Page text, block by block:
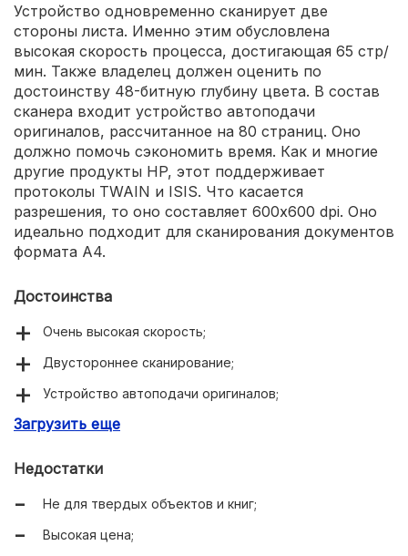
Устройство одновременно сканирует две
стороны листа. Именно этим обусловлена
высокая скорость процесса, достигающая 65 стр/
мин. Также владелец должен оценить по
достоинству 48-битную глубину цвета. В состав
сканера входит устройство автоподачи
оригиналов, рассчитанное на 80 страниц. Оно
должно помочь сэкономить время. Как и многие
другие продукты HP, этот поддерживает
протоколы TWAIN и ISIS. Что касается
разрешения, то оно составляет 600x600 dpi. Оно
идеально подходит для сканирования документов
формата A4.
Достоинства
Очень высокая скорость;
Двустороннее сканирование;
Устройство автоподачи оригиналов;
Хорошая глубина цвета;
Загрузить еще
Недостатки
Не для твердых объектов и книг;
Высокая цена;